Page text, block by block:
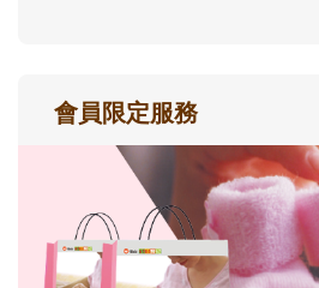
會員限定服務